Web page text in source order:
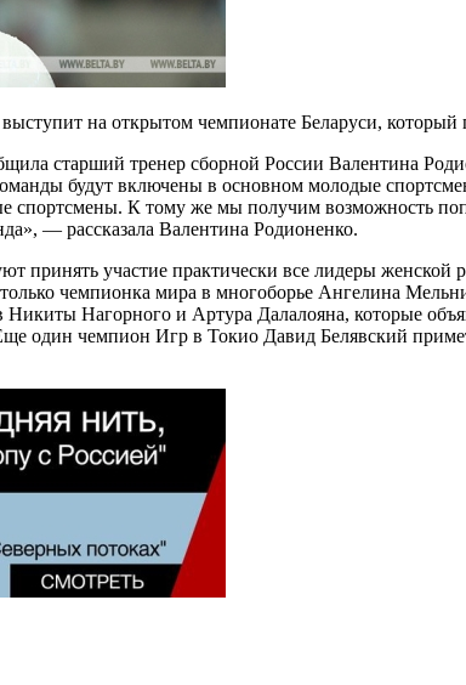
на открытом чемпионате Беларуси,
старший тренер сборной России Валентина
будут включены в основном молодые
спортсмены. К тому же мы получим возможность
— рассказала Валентина Родионенко.
принять участие практически все лидеры
чемпионка мира в многоборье Ангелина
Нагорного и Артура Далалояна, которые
один чемпион Игр в Токио Давид Белявский